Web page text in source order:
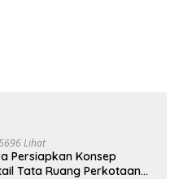
Lihat
Persiapkan Konsep
Tata Ruang Perkotaan